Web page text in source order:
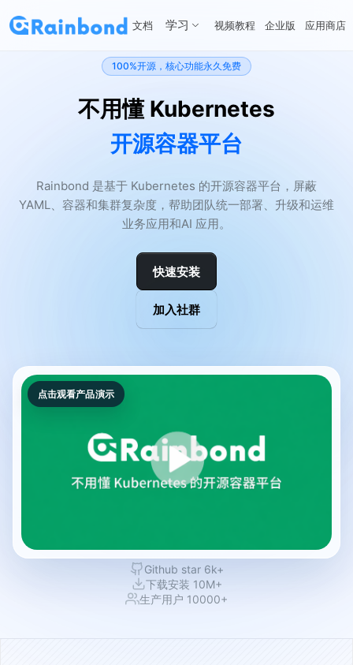
文档 学习 视频教程 企业版 应用商店
100%开源，核心功能永久免费
不用懂 Kubernetes
开源容器平台
Rainbond 是基于 Kubernetes 的开源容器平台，屏蔽
YAML、容器和集群复杂度，帮助团队统一部署、升级和运维
业务应用和AI 应用。
快速安装
加入社群
点击观看产品演示
Github star 6k+
下载安装 10M+
生产用户 10000+